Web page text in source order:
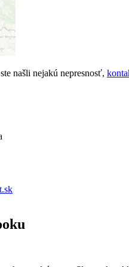
našli nejakú nepresnosť,